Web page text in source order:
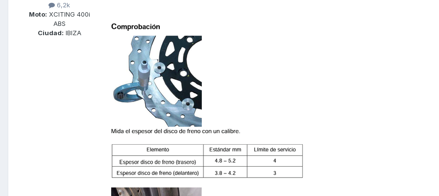
6,2k
Moto: XCITING 400i
ABS
Ciudad: IBIZA